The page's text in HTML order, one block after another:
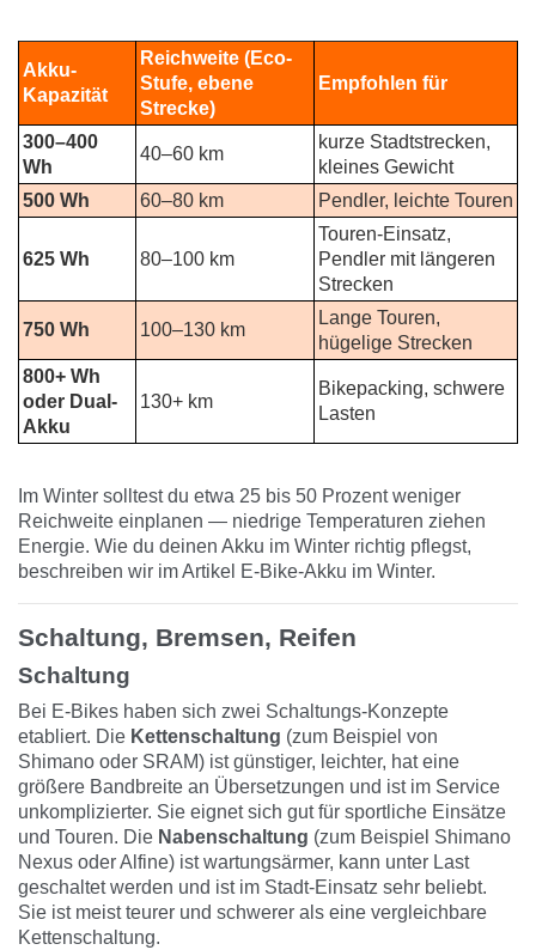
Akku-
Kapazität
Reichweite (Eco-
Stufe, ebene
Strecke)
Empfohlen für
300–400
Wh
40–60 km
kurze Stadtstrecken,
kleines Gewicht
500 Wh
60–80 km Pendler, leichte Touren
625 Wh 80–100 km
Touren-Einsatz,
Pendler mit längeren
Strecken
750 Wh 100–130 km
Lange Touren,
hügelige Strecken
800+ Wh
oder Dual-
Akku
130+ km
Bikepacking, schwere
Lasten
Im Winter solltest du etwa 25 bis 50 Prozent weniger
Reichweite einplanen — niedrige Temperaturen ziehen
Energie. Wie du deinen Akku im Winter richtig pflegst,
beschreiben wir im Artikel E-Bike-Akku im Winter.
Schaltung, Bremsen, Reifen
Schaltung
Bei E-Bikes haben sich zwei Schaltungs-Konzepte
etabliert. Die Kettenschaltung (zum Beispiel von
Shimano oder SRAM) ist günstiger, leichter, hat eine
größere Bandbreite an Übersetzungen und ist im Service
unkomplizierter. Sie eignet sich gut für sportliche Einsätze
und Touren. Die Nabenschaltung (zum Beispiel Shimano
Nexus oder Alfine) ist wartungsärmer, kann unter Last
geschaltet werden und ist im Stadt-Einsatz sehr beliebt.
Sie ist meist teurer und schwerer als eine vergleichbare
Kettenschaltung.